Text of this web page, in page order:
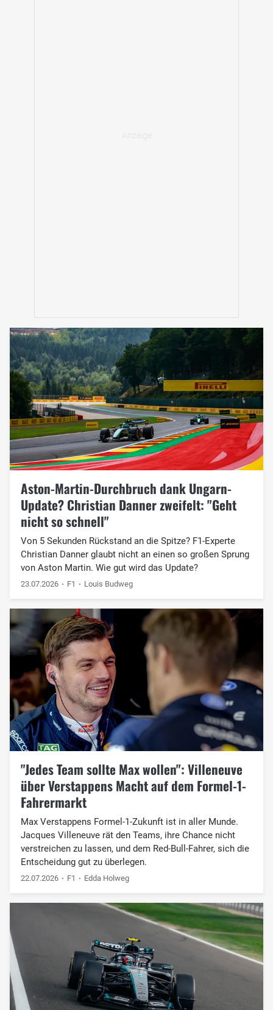
Aston-Martin-Durchbruch dank Ungarn-
Update? Christian Danner zweifelt: "Geht
nicht so schnell"
Von 5 Sekunden Rückstand an die Spitze? F1-Experte
Christian Danner glaubt nicht an einen so großen Sprung
von Aston Martin. Wie gut wird das Update?
23.07.2026 F1 Louis Budweg
"Jedes Team sollte Max wollen": Villeneuve
über Verstappens Macht auf dem Formel-1-
Fahrermarkt
Max Verstappens Formel-1-Zukunft ist in aller Munde.
Jacques Villeneuve rät den Teams, ihre Chance nicht
verstreichen zu lassen, und dem Red-Bull-Fahrer, sich die
Entscheidung gut zu überlegen.
22.07.2026 F1 Edda Holweg